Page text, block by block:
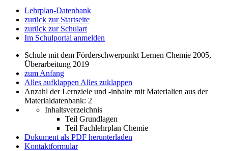
Lehrplan-Datenbank
zurück zur Startseite
zurück zur Schulart
Im Schulportal anmelden
Schule mit dem Förderschwerpunkt Lernen Chemie 2005,
Überarbeitung 2019
zum Anfang
Alles aufklappen Alles zuklappen
Anzahl der Lernziele und -inhalte mit Materialien aus der
Materialdatenbank: 2
Inhaltsverzeichnis
Teil Grundlagen
Teil Fachlehrplan Chemie
Dokument als PDF herunterladen
Kontaktformular